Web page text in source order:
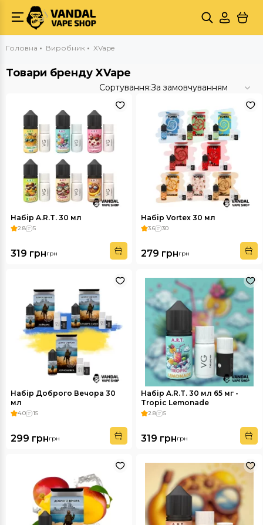
Головна Виробник XVape
Товари бренду XVape
Сортування:За замовчуванням
Набір A.R.T. 30 мл
2.8 5
319 грнгрн
Набір Vortex 30 мл
3.6 30
279 грнгрн
Набір Доброго Вечора 30
мл
4.0 15
299 грнгрн
Набір A.R.T. 30 мл 65 мг -
Tropic Lemonade
2.8 5
319 грнгрн